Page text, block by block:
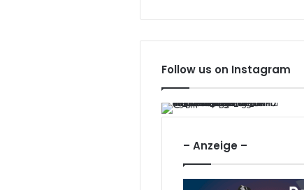
Follow us on Instagram
– Anzeige –